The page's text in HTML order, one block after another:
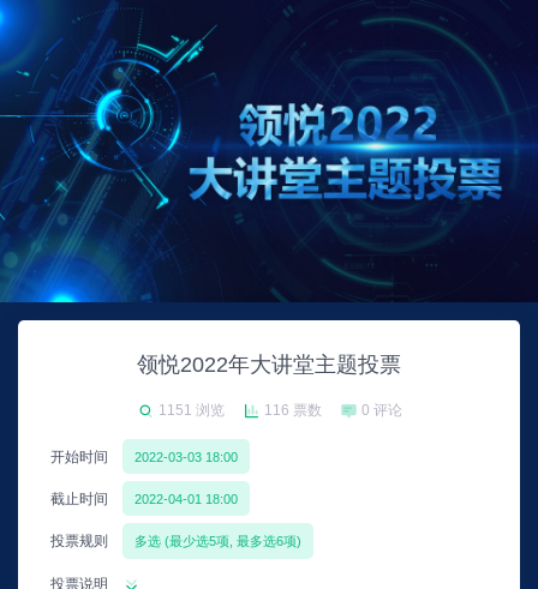
领悦2022年大讲堂主题投票
1151 浏览 116 票数 0 评论
开始时间 2022-03-03 18:00
截止时间 2022-04-01 18:00
投票规则 多选 (最少选5项, 最多选6项)
投票说明